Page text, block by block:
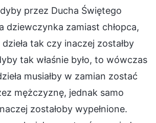
przez Ducha Świętego
dziewczynka zamiast chłopca,
tak czy inaczej zostałby
tak właśnie było, to wówczas
musiałby w zamian zostać
mężczyznę, jednak samo
zostałoby wypełnione.